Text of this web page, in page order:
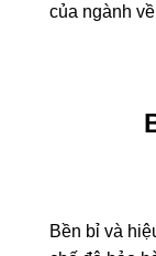
của ngành
Bền bỉ và